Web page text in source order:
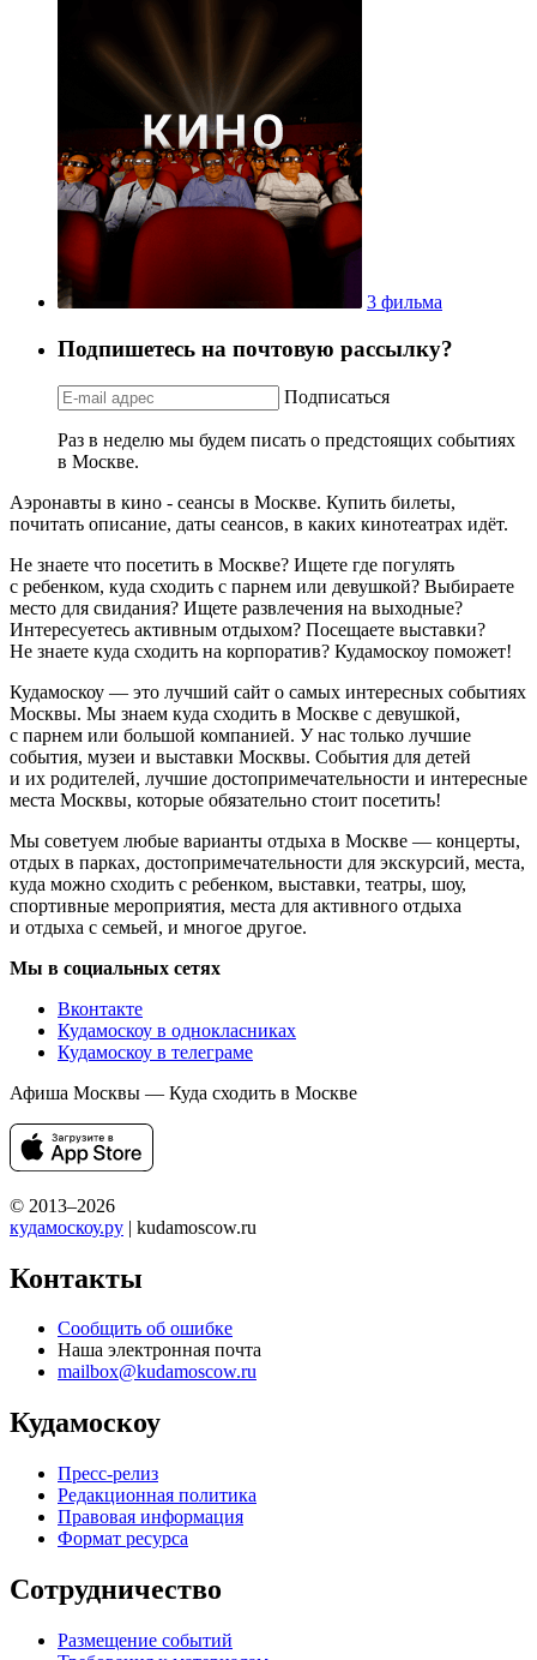
3 фильма
Подпишетесь на почтовую рассылку?
Подписаться
Раз в неделю мы будем писать о предстоящих событиях
в Москве.
Аэронавты в кино - сеансы в Москве. Купить билеты,
почитать описание, даты сеансов, в каких кинотеатрах идёт.
Не знаете что посетить в Москве? Ищете где погулять
с ребенком, куда сходить с парнем или девушкой? Выбираете
место для свидания? Ищете развлечения на выходные?
Интересуетесь активным отдыхом? Посещаете выставки?
Не знаете куда сходить на корпоратив? Кудамоскоу поможет!
Кудамоскоу — это лучший сайт о самых интересных событиях
Москвы. Мы знаем куда сходить в Москве с девушкой,
с парнем или большой компанией. У нас только лучшие
события, музеи и выставки Москвы. События для детей
и их родителей, лучшие достопримечательности и интересные
места Москвы, которые обязательно стоит посетить!
Мы советуем любые варианты отдыха в Москве — концерты,
отдых в парках, достопримечательности для экскурсий, места,
куда можно сходить с ребенком, выставки, театры, шоу,
спортивные мероприятия, места для активного отдыха
и отдыха с семьей, и многое другое.
Мы в социальных сетях
Вконтакте
Кудамоскоу в однокласниках
Кудамоскоу в телеграме
Афиша Москвы — Куда сходить в Москве
© 2013–2026
кудамоскоу.ру | kudamoscow.ru
Контакты
Сообщить об ошибке
Наша электронная почта
mailbox@kudamoscow.ru
Кудамоскоу
Пресс-релиз
Редакционная политика
Правовая информация
Формат ресурса
Сотрудничество
Размещение событий